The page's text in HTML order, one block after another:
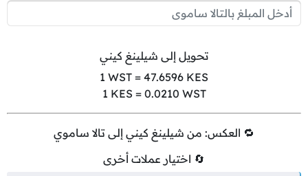
تحويل إلى شيلينغ كيني
1 WST = 47.6596 KES
1 KES = 0.0210 WST
🔁 العكس: من شيلينغ كيني إلى تالا ساموي
🔄 اختيار عملات أخرى